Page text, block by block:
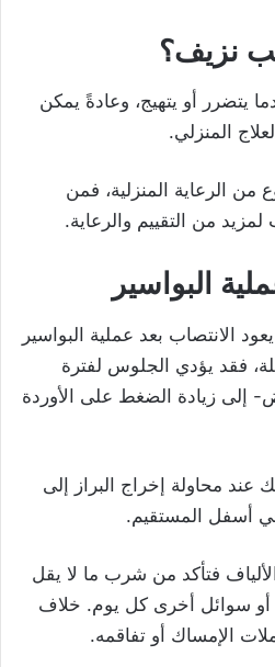
نزيف؟
يتضرر أو يتهيج، وعادةً يمكن
المنزلي.
من الرعاية المنزلية، فمن
لمزيد من التقييم والرعاية.
البواسير
الانتصاب بعد عملية البواسير
فقد يؤدي الجلوس لفترة
إلى زيادة الضغط على الأوردة
محاولة إخراج البراز إلى
أسفل المستقيم.
فتأكد من شرب ما لا يقل
أو سوائل أخرى كل يوم. خلاف
الإمساك أو تفاقمه.